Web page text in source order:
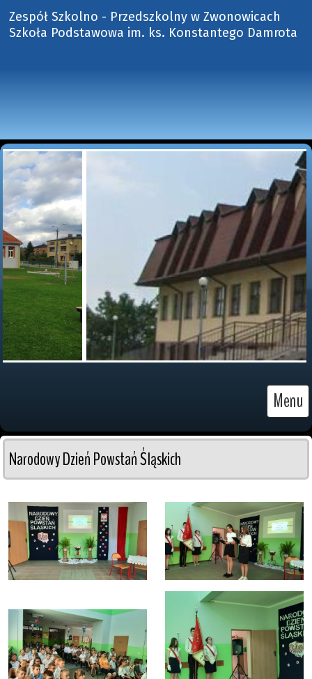
Zespół Szkolno - Przedszkolny w Zwonowicach
Szkoła Podstawowa im. ks. Konstantego Damrota
Menu
Narodowy Dzień Powstań Śląskich